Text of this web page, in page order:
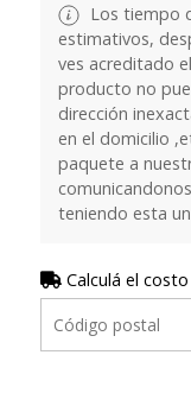
Los tiempo
estimativos,
ves acreditado
producto no
dirección
en el domicilio
paquete a
teniendo esta
Calculá el